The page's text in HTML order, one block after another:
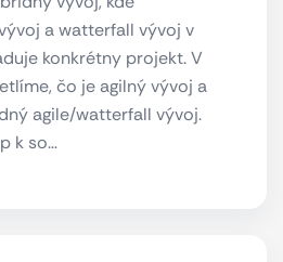
a watterfall vývoj v
konkrétny projekt. V
čo je agilný vývoj a
agile/watterfall vývoj.
k so…